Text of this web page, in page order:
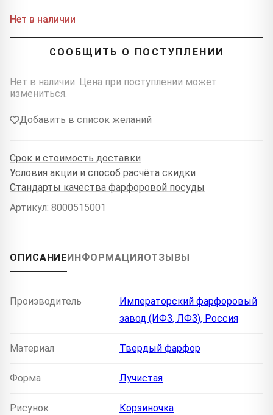
Нет в наличии
СООБЩИТЬ О ПОСТУПЛЕНИИ
Нет в наличии. Цена при поступлении может
измениться.
Добавить в список желаний
Срок и стоимость доставки
Условия акции и способ расчёта скидки
Стандарты качества фарфоровой посуды
Артикул: 8000515001
ОПИСАНИЕ ИНФОРМАЦИЯ ОТЗЫВЫ
Производитель
Императорский фарфоровый
завод (ИФЗ, ЛФЗ), Россия
Материал Твердый фарфор
Форма Лучистая
Рисунок Корзиночка